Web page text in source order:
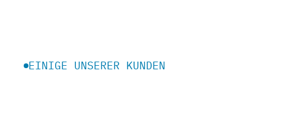
EINIGE UNSERER KUNDEN